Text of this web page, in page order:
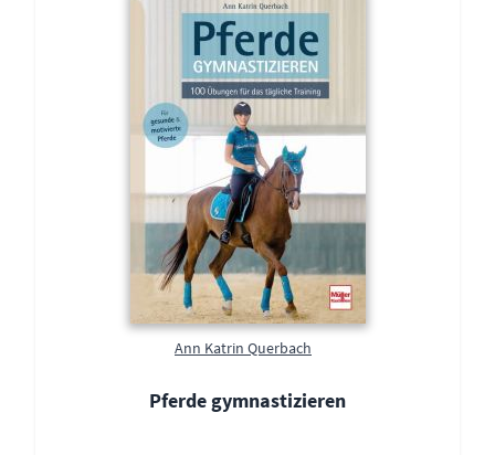
Ann Katrin Querbach
Pferde gymnastizieren